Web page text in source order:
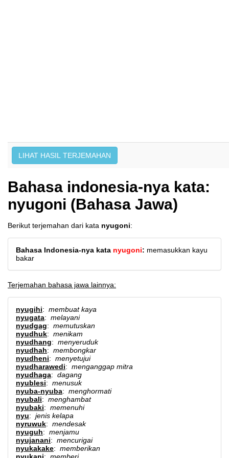
Bahasa indonesia-nya kata:
nyugoni (Bahasa Jawa)
Berikut terjemahan dari kata nyugoni:
Bahasa Indonesia-nya kata nyugoni: memasukkan kayu
bakar
Terjemahan bahasa jawa lainnya:
nyugihi: membuat kaya
nyugata: melayani
nyudgag: memutuskan
nyudhuk: menikam
nyudhang: menyeruduk
nyudhah: membongkar
nyudheni: menyetujui
nyudharawedi: menganggap mitra
nyudhaga: dagang
nyublesi: menusuk
nyuba-nyuba: menghormati
nyubali: menghambat
nyubaki: memenuhi
nyu: jenis kelapa
nyruwuk: mendesak
nyuguh: menjamu
nyujanani: mencurigai
nyukakake: memberikan